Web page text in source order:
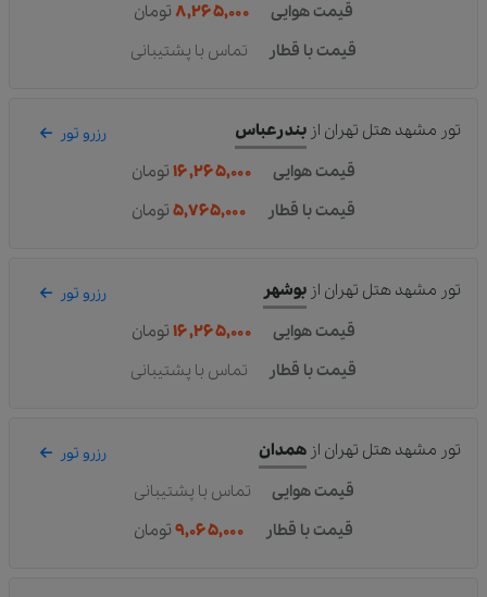
قیمت هوایی ۸,۲۶۵,۰۰۰ تومان
قیمت با قطار
تماس با پشتیبانی
تور مشهد هتل تهران از بندرعباس رزرو تور
قیمت هوایی ۱۶,۲۶۵,۰۰۰ تومان
قیمت با قطار
۵,۷۶۵,۰۰۰ تومان
تور مشهد هتل تهران از بوشهر رزرو تور
قیمت هوایی ۱۶,۲۶۵,۰۰۰ تومان
قیمت با قطار
تماس با پشتیبانی
تور مشهد هتل تهران از همدان رزرو تور
قیمت هوایی
تماس با پشتیبانی
قیمت با قطار
۹,۰۶۵,۰۰۰ تومان